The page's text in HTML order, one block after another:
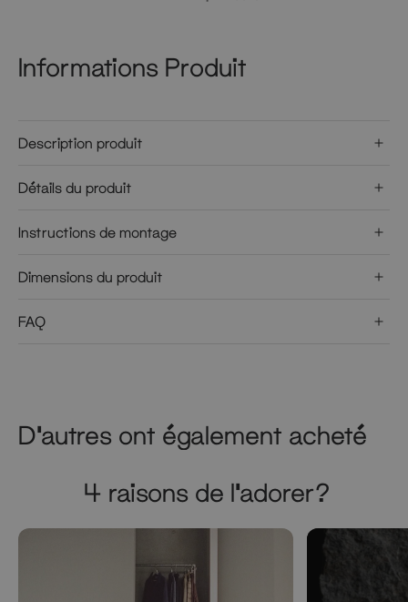
Informations Produit
Description produit
Détails du produit
Instructions de montage
Dimensions du produit
FAQ
D'autres ont également acheté
4 raisons de l'adorer?